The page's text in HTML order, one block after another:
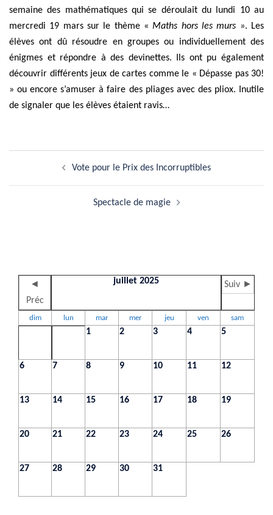
semaine des mathématiques qui se déroulait du lundi 10 au
mercredi 19 mars sur le thème «Maths hors les murs ». Les
élèves ont dû résoudre en groupes ou individuellement des
énigmes et répondre à des devinettes. Ils ont pu également
découvrir différents jeux de cartes comme le « Dépasse pas 30!
» ou encore s’amuser à faire des pliages avec des pliox. Inutile
de signaler que les élèves étaient ravis…
Vote pour le Prix des Incorruptibles
Spectacle de magie
◄
Préc
juillet 2025 Suiv ►
dim lun mar mer jeu ven sam
1 2 3 4 5
6 7 8 9 10 11 12
13 14 15 16 17 18 19
20 21 22 23 24 25 26
27 28 29 30 31